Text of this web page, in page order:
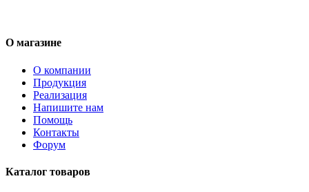
О магазине
О компании
Продукция
Реализация
Напишите нам
Помощь
Контакты
Форум
Каталог товаров